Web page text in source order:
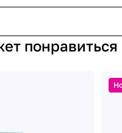
понравиться